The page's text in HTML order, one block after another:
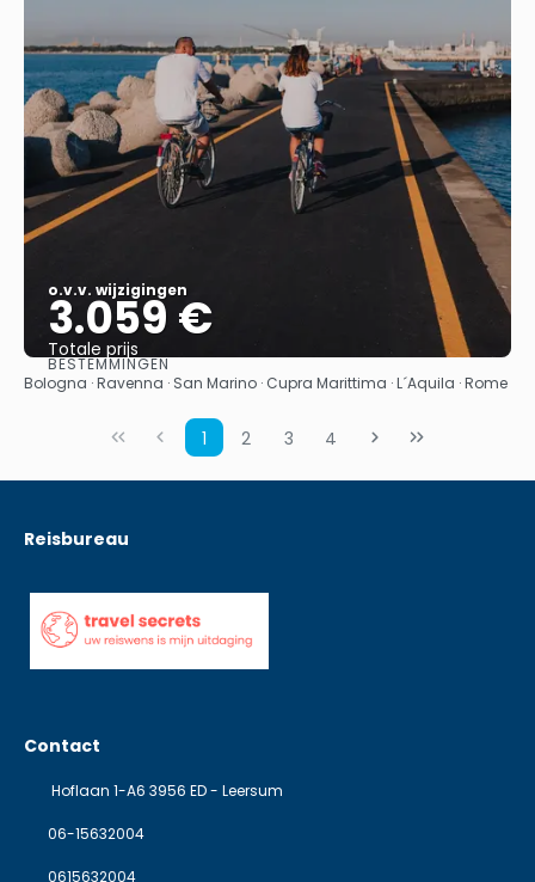
o.v.v. wijzigingen
3.059 €
Totale prijs
Bekijk
BESTEMMINGEN
Bologna · Ravenna · San Marino · Cupra Marittima · L´Aquila · Rome
1 2 3 4
Reisbureau
Contact
Hoflaan 1-A6 3956 ED - Leersum
06-15632004
0615632004